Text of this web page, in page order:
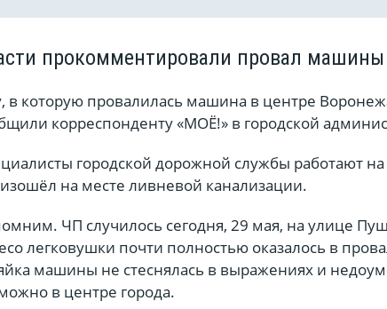
прокомментировали провал
в которую провалилась машина в центре
корреспонденту «МОЁ!» в городской
городской дорожной службы работают
на месте ливневой канализации.
ЧП случилось сегодня, 29 мая, на улице
легковушки почти полностью оказалось в
машины не стеснялась в выражениях и
в центре города.